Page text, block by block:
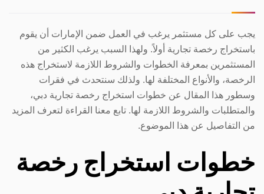
يجب على كل مستثمر يرغب في العمل ضمن الإمارات أن يقوم
باستخراج رخصة تجارية أولاً. ولهذا السبب يرغب الكثير من
المستثمرين بمعرفة الخطوات والشروط اللازمة لاستخراج هذه
الرخصة، والأنواع المختلفة لها. ولذلك سنتحدث في فقرات
وسطور هذا المقال عن خطوات استخراج رخصة تجارية دبي،
والمتطلبات والشروط اللازمة لها. تابع معنا القراءة لتعرف المزيد
من التفاصيل عن هذا الموضوع.
خطوات استخراج رخصة